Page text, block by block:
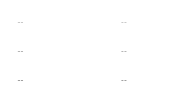
-- --
-- --
-- --